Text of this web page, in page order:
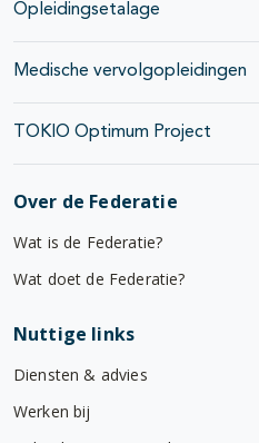
Opleidingsetalage
Medische vervolgopleidingen
TOKIO Optimum Project
Over de Federatie
Wat is de Federatie?
Wat doet de Federatie?
Nuttige links
Diensten & advies
Werken bij